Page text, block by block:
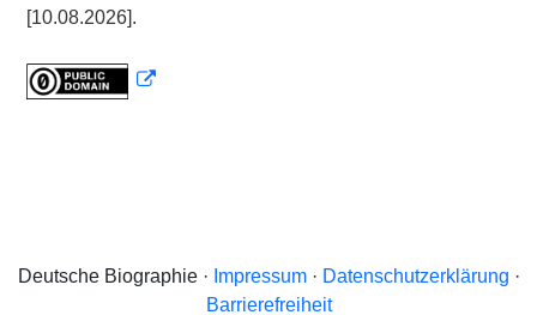
[10.08.2026].
Deutsche Biographie · Impressum· Datenschutzerklärung ·
Barrierefreiheit